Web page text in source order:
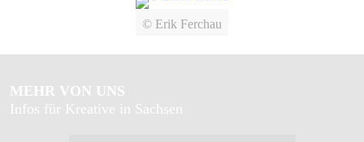
© Erik Ferchau
MEHR VON UNS
Infos für Kreative in Sachsen